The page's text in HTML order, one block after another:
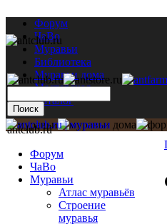
Форум
ЧаВо
Муравьи
Библиотека
Муравьи дома
Мастерская
Каталог
antclub.ru
Форум
ЧаВо
Муравьи
Атлас муравьёв
Строение
муравья